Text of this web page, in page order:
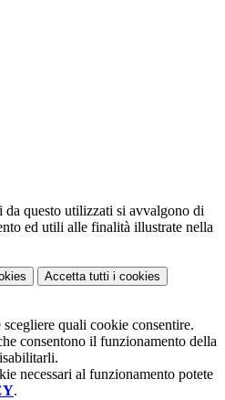
questo utilizzati si avvalgono di
ed utili alle finalità illustrate nella
Accetta tutti i cookies
quali cookie consentire.
consentono il funzionamento della
necessari al funzionamento potete
.